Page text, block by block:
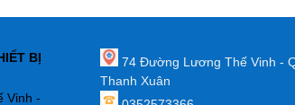
BỊ
Vinh -
74 Đường Lương Thế Vinh -
Thanh Xuân